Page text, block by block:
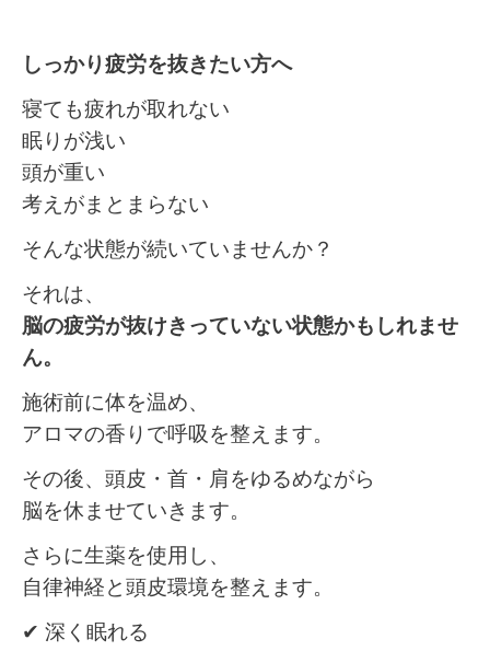
しっかり疲労を抜きたい方へ
寝ても疲れが取れない
眠りが浅い
頭が重い
考えがまとまらない
そんな状態が続いていませんか？
それは、
脳の疲労が抜けきっていない状態かもしれませ
ん。
施術前に体を温め、
アロマの香りで呼吸を整えます。
その後、頭皮・首・肩をゆるめながら
脳を休ませていきます。
さらに生薬を使用し、
自律神経と頭皮環境を整えます。
✔ 深く眠れる